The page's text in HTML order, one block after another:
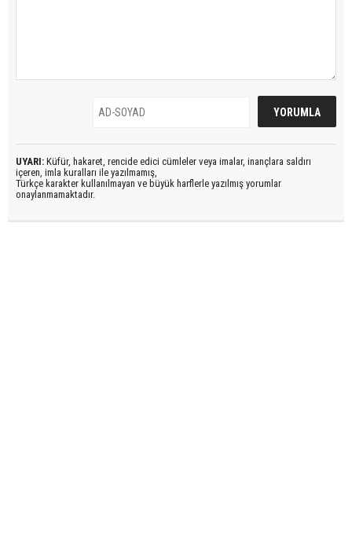
UYARI: Küfür, hakaret, rencide edici cümleler veya imalar, inançlara saldırı
içeren, imla kuralları ile yazılmamış,
Türkçe karakter kullanılmayan ve büyük harflerle yazılmış yorumlar
onaylanmamaktadır.